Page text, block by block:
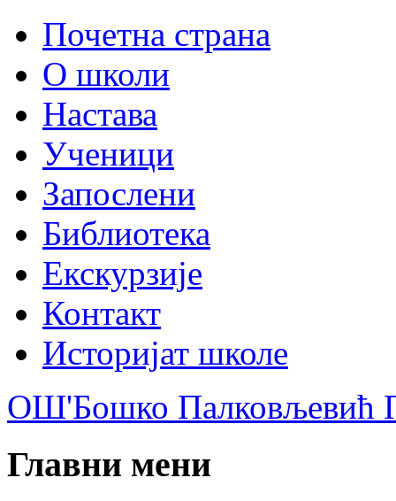
Почетна страна
О школи
Настава
Ученици
Запослени
Библиотека
Екскурзије
Контакт
Историјат школе
ОШ'Бошко Палковљевић
Главни мени